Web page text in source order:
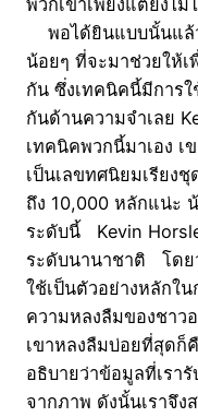
พอได้ยินแบบนั้นแล้ว
น้อยๆ ที่จะมาช่วยให้
กัน ซึ่งเทคนิคนี้มีการ
กันด้านความจำเลย
เทคนิคพวกนี้มาเอง เ
เป็นเลขทศนิยมเรียง
ถึง 10,000 หลักแน่ะ
ระดับนี้ Kevin
ระดับนานาชาติ โดย
ใช้เป็นตัวอย่างหลักใน
ความหลงลืมของชาว
เขาหลงลืมบ่อยที่สุดก็
อธิบายว่าข้อมูลที่เรา
จากภาพ ดังนั้นเราจึง